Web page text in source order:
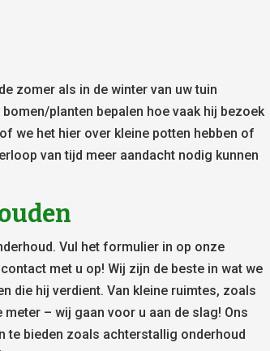
zomer als in de winter van uw tuin
planten bepalen hoe vaak hij bezoek
we het hier over kleine potten hebben of
van tijd meer aandacht nodig kunnen
Vul het formulier in op onze
met u op! Wij zijn de beste in wat we
die hij verdient. Van kleine ruimtes, zoals
– wij gaan voor u aan de slag! Ons
bieden zoals achterstallig onderhoud